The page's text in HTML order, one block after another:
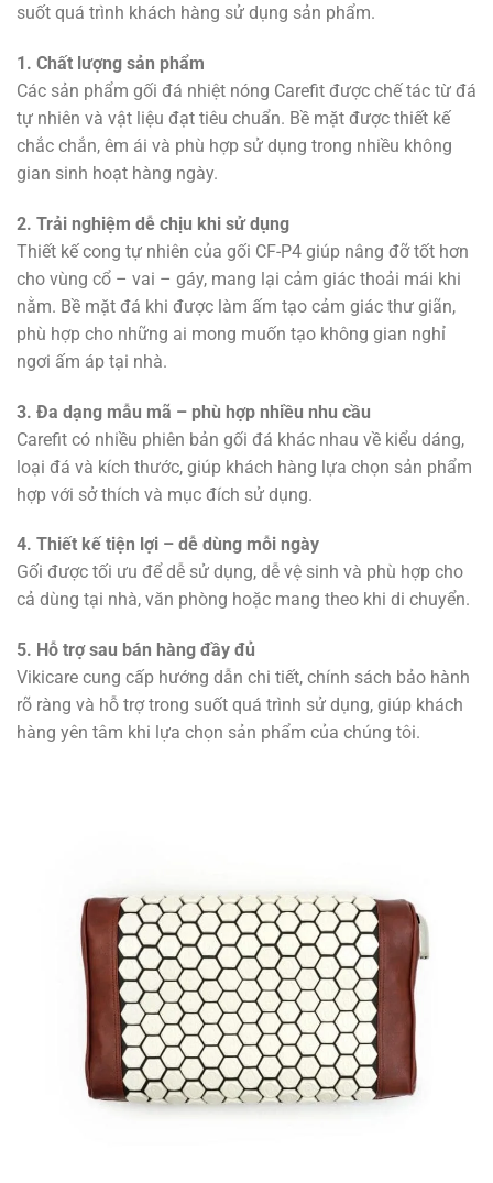
suốt quá trình khách hàng sử dụng sản phẩm.
1. Chất lượng sản phẩm
Các sản phẩm gối đá nhiệt nóng Carefit được chế tác từ đá
tự nhiên và vật liệu đạt tiêu chuẩn. Bề mặt được thiết kế
chắc chắn, êm ái và phù hợp sử dụng trong nhiều không
gian sinh hoạt hàng ngày.
2. Trải nghiệm dễ chịu khi sử dụng
Thiết kế cong tự nhiên của gối CF-P4 giúp nâng đỡ tốt hơn
cho vùng cổ – vai – gáy, mang lại cảm giác thoải mái khi
nằm. Bề mặt đá khi được làm ấm tạo cảm giác thư giãn,
phù hợp cho những ai mong muốn tạo không gian nghỉ
ngơi ấm áp tại nhà.
3. Đa dạng mẫu mã – phù hợp nhiều nhu cầu
Carefit có nhiều phiên bản gối đá khác nhau về kiểu dáng,
loại đá và kích thước, giúp khách hàng lựa chọn sản phẩm
hợp với sở thích và mục đích sử dụng.
4. Thiết kế tiện lợi – dễ dùng mỗi ngày
Gối được tối ưu để dễ sử dụng, dễ vệ sinh và phù hợp cho
cả dùng tại nhà, văn phòng hoặc mang theo khi di chuyển.
5. Hỗ trợ sau bán hàng đầy đủ
Vikicare cung cấp hướng dẫn chi tiết, chính sách bảo hành
rõ ràng và hỗ trợ trong suốt quá trình sử dụng, giúp khách
hàng yên tâm khi lựa chọn sản phẩm của chúng tôi.